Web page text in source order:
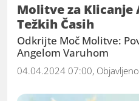
Molitve za Klicanje
Težkih Časih
Odkrijte Moč Molitve:
Angelom Varuhom
04.04.2024 07:00,